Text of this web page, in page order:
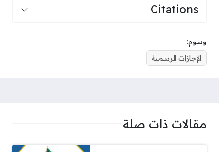
Citations
وسوم:
الإجازات الرسمية
مقالات ذات صلة